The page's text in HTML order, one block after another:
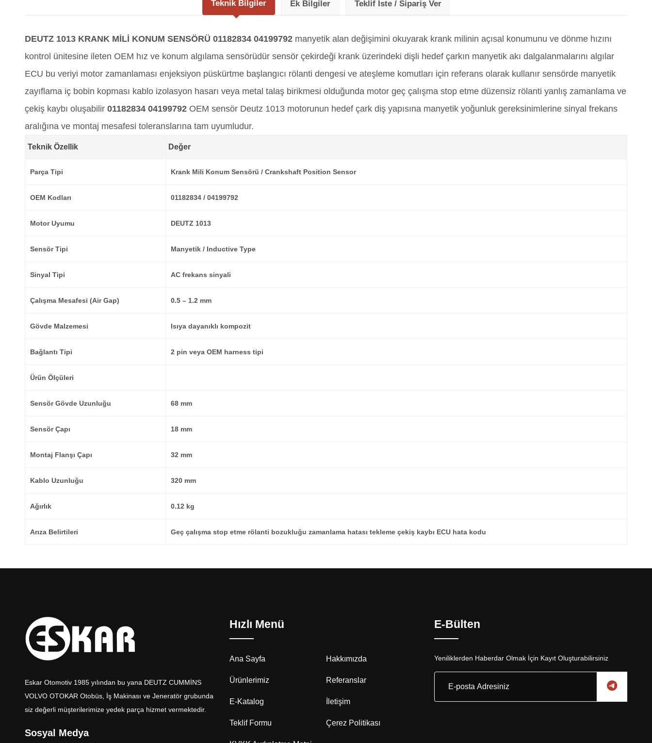
Teknik Bilgiler Ek Bilgiler Teklif İste / Sipariş Ver
DEUTZ 1013 KRANK MİLİ KONUM SENSÖRÜ 01182834 04199792 manyetik alan değişimini okuyarak krank milinin açısal konumunu ve dönme hızını
kontrol ünitesine ileten OEM hız ve konum algılama sensörüdür sensör çekirdeği krank üzerindeki dişli hedef çarkın manyetik akı dalgalanmalarını algılar
ECU bu veriyi motor zamanlaması enjeksiyon püskürtme başlangıcı rölanti dengesi ve ateşleme komutları için referans olarak kullanır sensörde manyetik
zayıflama iç bobin kopması kablo izolasyon hasarı veya metal talaş birikmesi olduğunda motor geç çalışma stop etme düzensiz rölanti yanlış zamanlama ve
çekiş kaybı oluşabilir 01182834 04199792 OEM sensör Deutz 1013 motorunun hedef çark diş yapısına manyetik yoğunluk gereksinimlerine sinyal frekans
aralığına ve montaj mesafesi toleranslarına tam uyumludur.
Teknik Özellik Değer
Parça Tipi Krank Mili Konum Sensörü / Crankshaft Position Sensor
OEM Kodları 01182834 / 04199792
Motor Uyumu DEUTZ 1013
Sensör Tipi Manyetik / Inductive Type
Sinyal Tipi AC frekans sinyali
Çalışma Mesafesi (Air Gap) 0.5 – 1.2 mm
Gövde Malzemesi Isıya dayanıklı kompozit
Bağlantı Tipi 2 pin veya OEM harness tipi
Ürün Ölçüleri
Sensör Gövde Uzunluğu 68 mm
Sensör Çapı 18 mm
Montaj Flanşı Çapı 32 mm
Kablo Uzunluğu 320 mm
Ağırlık 0.12 kg
Arıza Belirtileri Geç çalışma stop etme rölanti bozukluğu zamanlama hatası tekleme çekiş kaybı ECU hata kodu
Eskar Otomotiv 1985 yılından bu yana DEUTZ CUMMİNS
VOLVO OTOKAR Otobüs, İş Makinası ve Jeneratör grubunda
siz değerli müşterilerimize yedek parça hizmet vermektedir.
Sosyal Medya
Hızlı Menü
Ana Sayfa Hakkımızda
Ürünlerimiz Referanslar
E-Katalog İletişim
Teklif Formu Çerez Politikası
E-Bülten
Yeniliklerden Haberdar Olmak İçin Kayıt Oluşturabilirsiniz